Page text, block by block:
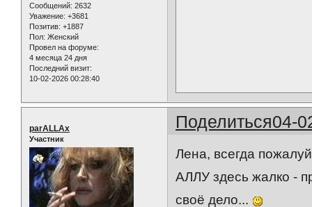
Сообщений: 2632
Уважение: +3681
Позитив: +1887
Пол: Женский
Провел на форуме:
4 месяца 24 дня
Последний визит:
10-02-2026 00:28:40
Поделиться04-
parALLAx
Участник
Лена, всегда
АЛЛУ здесь жалко -
своё дело...